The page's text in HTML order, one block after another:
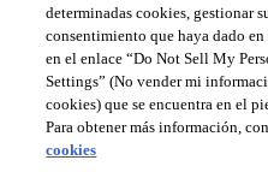
determinadas cookies, gestionar
consentimiento que haya dado
en el enlace “Do Not Sell My
Settings” (No vender mi
cookies) que se encuentra en el
Para obtener más información,
cookies